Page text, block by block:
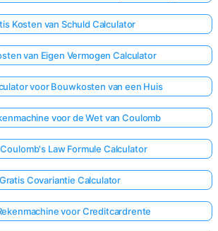
Kosten van Schuld Calculator
van Eigen Vermogen Calculator
voor Bouwkosten van een Huis
voor de Wet van Coulomb
Law Formule Calculator
Gratis Covariantie Calculator
voor Creditcardrente